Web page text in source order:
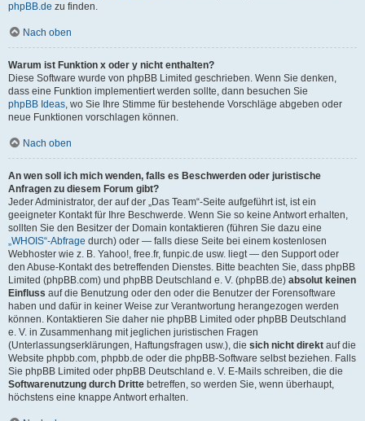
phpBB.de zu finden.
Nach oben
Warum ist Funktion x oder y nicht enthalten?
Diese Software wurde von phpBB Limited geschrieben. Wenn Sie denken,
dass eine Funktion implementiert werden sollte, dann besuchen Sie
phpBB Ideas, wo Sie Ihre Stimme für bestehende Vorschläge abgeben oder
neue Funktionen vorschlagen können.
Nach oben
An wen soll ich mich wenden, falls es Beschwerden oder juristische
Anfragen zu diesem Forum gibt?
Jeder Administrator, der auf der „Das Team“-Seite aufgeführt ist, ist ein
geeigneter Kontakt für Ihre Beschwerde. Wenn Sie so keine Antwort erhalten,
sollten Sie den Besitzer der Domain kontaktieren (führen Sie dazu eine
„WHOIS“-Abfrage durch) oder — falls diese Seite bei einem kostenlosen
Webhoster wie z. B. Yahoo!, free.fr, funpic.de usw. liegt — den Support oder
den Abuse-Kontakt des betreffenden Dienstes. Bitte beachten Sie, dass phpBB
Limited (phpBB.com) und phpBB Deutschland e. V. (phpBB.de) absolut keinen
Einfluss auf die Benutzung oder den oder die Benutzer der Forensoftware
haben und dafür in keiner Weise zur Verantwortung herangezogen werden
können. Kontaktieren Sie daher nie phpBB Limited oder phpBB Deutschland
e. V. in Zusammenhang mit jeglichen juristischen Fragen
(Unterlassungserklärungen, Haftungsfragen usw.), die sich nicht direkt auf die
Website phpbb.com, phpbb.de oder die phpBB-Software selbst beziehen. Falls
Sie phpBB Limited oder phpBB Deutschland e. V. E-Mails schreiben, die die
Softwarenutzung durch Dritte betreffen, so werden Sie, wenn überhaupt,
höchstens eine knappe Antwort erhalten.